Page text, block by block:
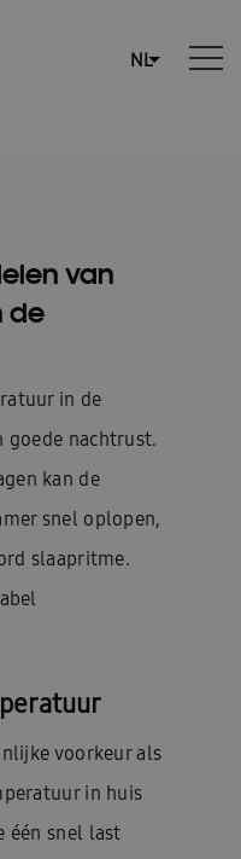
van
de
in de
goede nachtrust.
kan de
snel oplopen,
slaapritme.
voorkeur als
in huis
één snel last